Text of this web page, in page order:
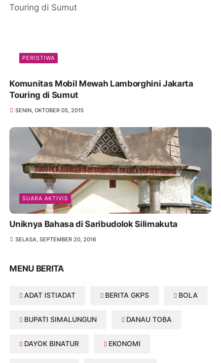
PERISTIWA
Komunitas Mobil Mewah Lamborghini Jakarta
Touring di Sumut
SENIN, OKTOBER 05, 2015
SUARA AKTIVIS
Uniknya Bahasa di Saribudolok Silimakuta
SELASA, SEPTEMBER 20, 2016
MENU BERITA
ADAT ISTIADAT BERITA GKPS BOLA
BUPATI SIMALUNGUN DANAU TOBA
DAYOK BINATUR EKONOMI